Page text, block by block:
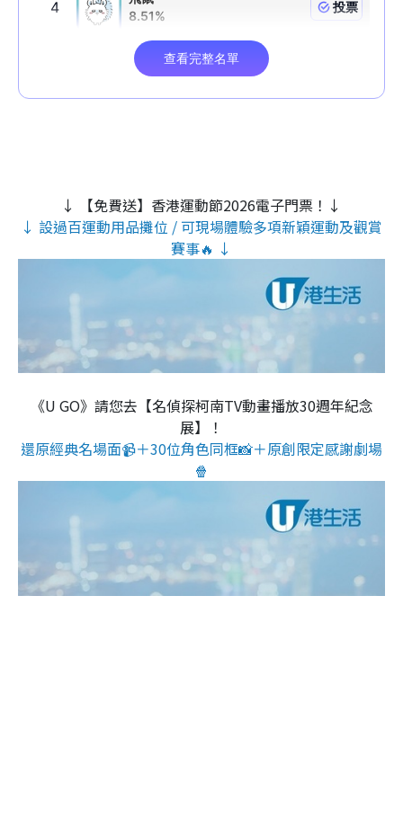
↓ 【免費送】香港運動節2026電子門票！↓
↓ 設過百運動用品攤位 / 可現場體驗多項新穎運動及觀賞
賽事🔥 ↓
《U GO》請您去【名偵探柯南TV動畫播放30週年紀念
展】！
還原經典名場面📹＋30位角色同框📸＋原創限定感謝劇場
🍿